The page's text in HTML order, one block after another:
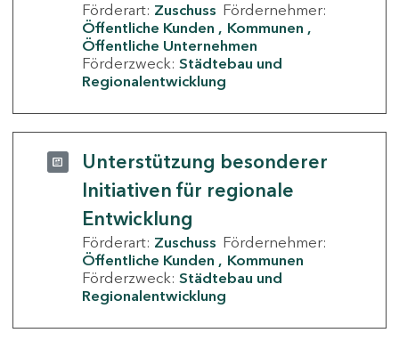
Förderart: Zuschuss Fördernehmer:
Öffentliche Kunden
Kommunen
Öffentliche Unternehmen
Förderzweck: Städtebau und
Regionalentwicklung
Unterstützung besonderer
Initiativen für regionale
Entwicklung
Förderart: Zuschuss Fördernehmer:
Öffentliche Kunden
Kommunen
Förderzweck: Städtebau und
Regionalentwicklung